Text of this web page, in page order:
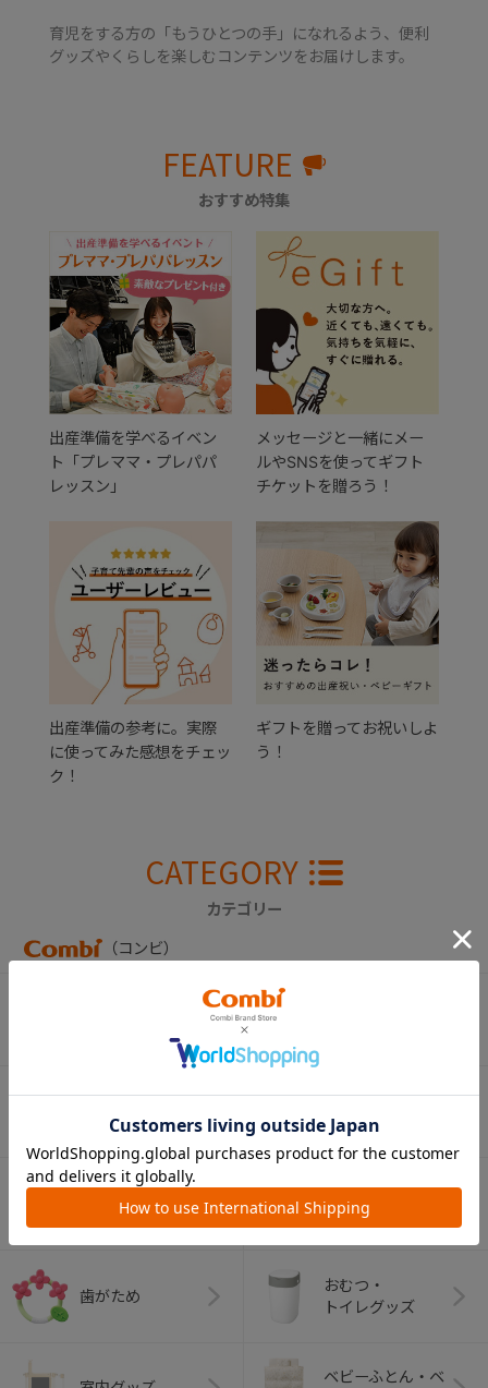
育児をする方の「もうひとつの手」になれるよう、便利
グッズやくらしを楽しむコンテンツをお届けします。
FEATURE
おすすめ特集
出産準備を学べるイベン
ト「プレママ・プレパパ
レッスン」
メッセージと一緒にメー
ルやSNSを使ってギフト
チケットを贈ろう！
出産準備の参考に。実際
に使ってみた感想をチェッ
ク！
ギフトを贈ってお祝いしよ
う！
CATEGORY
カテゴリー
（コンビ）
ベビーラック＆
ベビーチェア
抱っこひも
（子守帯）
哺乳びん関連
グッズ
おしゃぶり
歯がため
おむつ・
トイレグッズ
ベビーふとん・ベ